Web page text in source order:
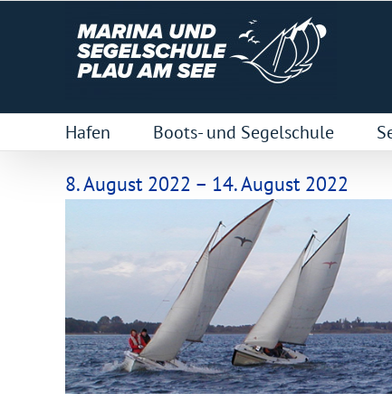
Hafen Boots- und Segelschule
8. August 2022 – 14. August 2022